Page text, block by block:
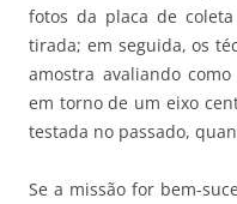
fotos da placa de
tirada; em seguida, os
amostra avaliando
em torno de um eixo
testada no passado,
Se a missão for bem-